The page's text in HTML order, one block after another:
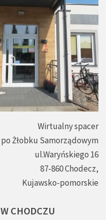
Wirtualny spacer
po Żłobku Samorządowym
ul.Waryńskiego 16
87-860 Chodecz,
Kujawsko-pomorskie
W CHODCZU